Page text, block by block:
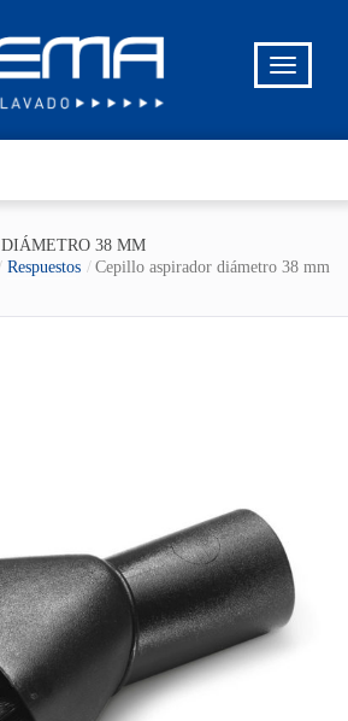
38 MM
Respuestos Cepillo aspirador diámetro 38 mm